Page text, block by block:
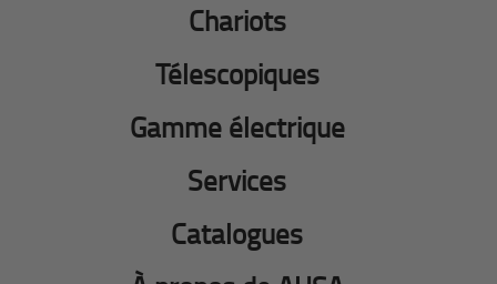
Chariots
Télescopiques
Gamme électrique
Services
Catalogues